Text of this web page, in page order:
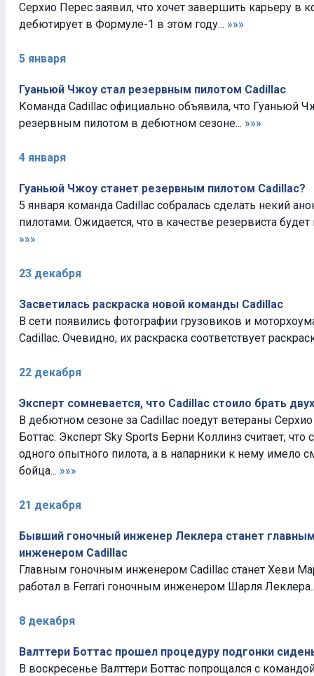
Серхио Перес заявил, что хочет завершить карьеру в
дебютирует в Формуле-1 в этом году... »»»
5 января
Гуаньюй Чжоу стал резервным пилотом Cadillac
Команда Cadillac официально объявила, что Гуаньюй
резервным пилотом в дебютном сезоне... »»»
4 января
Гуаньюй Чжоу станет резервным пилотом Cadillac?
5 января команда Cadillac собралась сделать некий
пилотами. Ожидается, что в качестве резервиста
»»»
23 декабря
Засветилась раскраска новой команды Cadillac
В сети появились фотографии грузовиков и
Cadillac. Очевидно, их раскраска соответствует
22 декабря
Эксперт сомневается, что Cadillac стоило брать
В дебютном сезоне за Cadillac поедут ветераны
Боттас. Эксперт Sky Sports Берни Коллинз считает, что
одного опытного пилота, а в напарники к нему имело
бойца... »»»
21 декабря
Бывший гоночный инженер Леклера станет
инженером Cadillac
Главным гоночным инженером Cadillac станет Хеви
работал в Ferrari гоночным инженером Шарля
8 декабря
Валттери Боттас прошел процедуру подгонки
В воскресенье Валттери Боттас попрощался с